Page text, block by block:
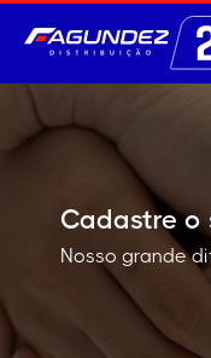
Cadastre o
Nosso grande